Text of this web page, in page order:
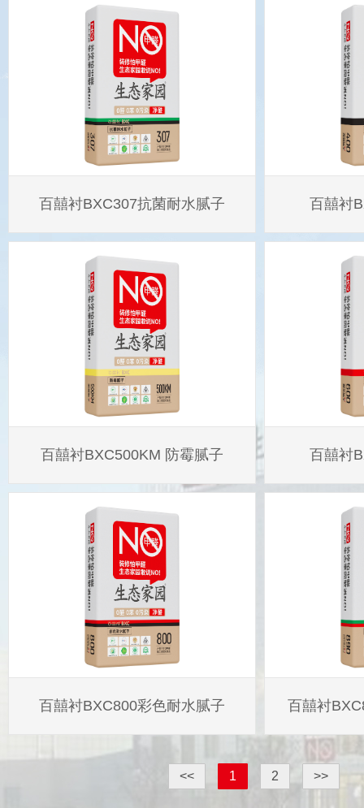
百囍衬BXC307抗菌耐水腻子 百囍衬
百囍衬BXC500KM 防霉腻子 百囍衬
百囍衬BXC800彩色耐水腻子 百囍衬
<< 1 2 >>